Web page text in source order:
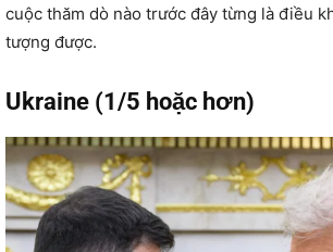
cuộc thăm dò nào trước đây từng là điều
tượng được.
Ukraine (1/5 hoặc hơn)